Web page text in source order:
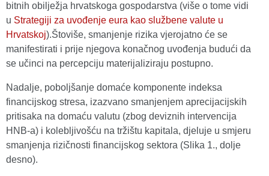
bitnih obilježja hrvatskoga gospodarstva (više o tome vidi
u Strategiji za uvođenje eura kao službene valute u
Hrvatskoj).Štoviše, smanjenje rizika vjerojatno će se
manifestirati i prije njegova konačnog uvođenja budući da
se učinci na percepciju materijaliziraju postupno.
Nadalje, poboljšanje domaće komponente indeksa
financijskog stresa, izazvano smanjenjem aprecijacijskih
pritisaka na domaću valutu (zbog deviznih intervencija
HNB-a) i kolebljivošću na tržištu kapitala, djeluje u smjeru
smanjenja rizičnosti financijskog sektora (Slika 1., dolje
desno).